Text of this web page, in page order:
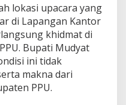
lokasi upacara yang
di Lapangan Kantor
khidmat di
Bupati Mudyat
ini tidak
makna dari
PPU.